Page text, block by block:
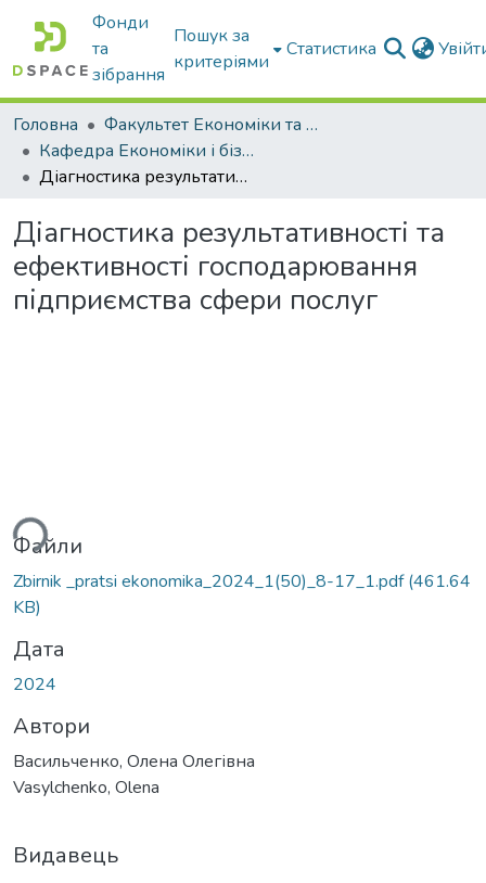
Фонди
та
зібрання
Пошук за
критеріями
Статистика
Головна
Факультет Економіки та бізнесу
Кафедра Економіки і бізнесу
Діагностика результативності та ефективності господарювання підприємства сфери послуг
Діагностика результативності та
ефективності господарювання
підприємства сфери послуг
Файли
Zbirnik _pratsi ekonomika_2024_1(50)_8-17_1.pdf(461.64
KB)
Дата
2024
Автори
Васильченко, Олена Олегівна
Vasylchenko, Olena
Видавець